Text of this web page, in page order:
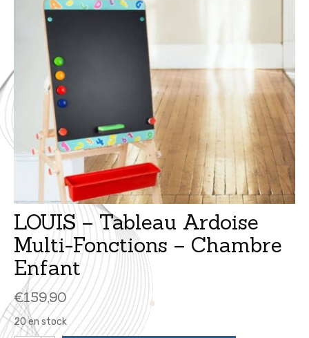
LOUIS – Tableau Ardoise
Multi-Fonctions – Chambre
Enfant
€159,90
20 en stock